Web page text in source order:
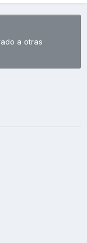
a otras